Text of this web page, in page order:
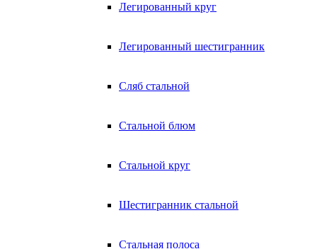
Легированный круг
Легированный шестигранник
Сляб стальной
Стальной блюм
Стальной круг
Шестигранник стальной
Стальная полоса